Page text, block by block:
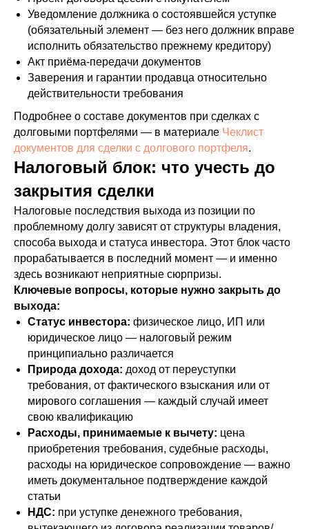
Уведомление должника о состоявшейся уступке
(обязательный элемент — без него должник вправе
исполнить обязательство прежнему кредитору)
Акт приёма-передачи документов
Заверения и гарантии продавца относительно
действительности требования
Подробнее о составе документов при сделках с
долговыми портфелями — в материале Чеклист
документов для сделки с долгового портфеля.
Налоговый блок: что учесть до
закрытия сделки
Налоговые последствия выхода из позиции по
проблемному долгу зависят от структуры владения,
способа выхода и статуса инвестора. Этот блок часто
прорабатывается в последний момент — и именно
здесь возникают неприятные сюрпризы.
Ключевые вопросы, которые нужно закрыть до
выхода:
Статус инвестора: физическое лицо, ИП или
юридическое лицо — налоговый режим
принципиально различается
Природа дохода: доход от переуступки
требования, от фактического взыскания или от
мирового соглашения — каждый случай имеет
свою квалификацию
Расходы, принимаемые к вычету: цена
приобретения требования, судебные расходы,
расходы на юридическое сопровождение — важно
иметь документальное подтверждение каждой
статьи
НДС: при уступке денежного требования,